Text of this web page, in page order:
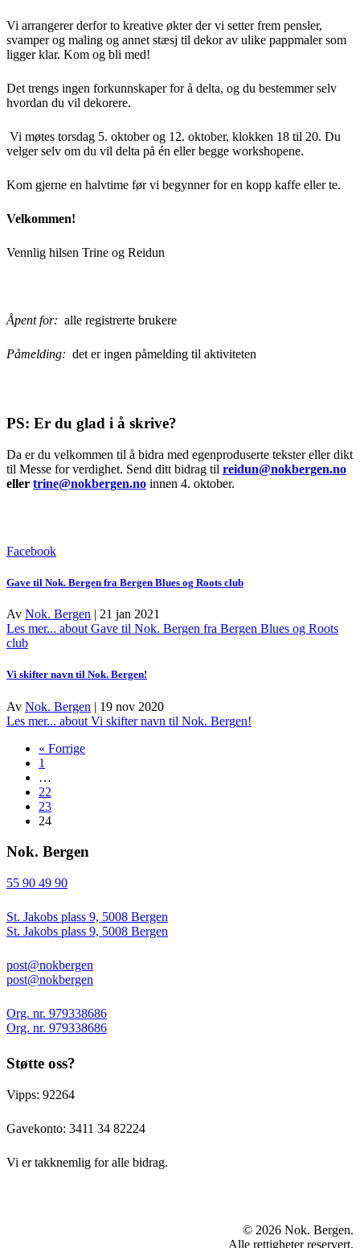
Vi arrangerer derfor to kreative økter der vi setter frem pensler,
svamper og maling og annet stæsj til dekor av ulike pappmaler som
ligger klar. Kom og bli med!
Det trengs ingen forkunnskaper for å delta, og du bestemmer selv
hvordan du vil dekorere.
Vi møtes torsdag 5. oktober og 12. oktober, klokken 18 til 20. Du
velger selv om du vil delta på én eller begge workshopene.
Kom gjerne en halvtime før vi begynner for en kopp kaffe eller te.
Velkommen!
Vennlig hilsen Trine og Reidun
Åpent for: alle registrerte brukere
Påmelding: det er ingen påmelding til aktiviteten
PS: Er du glad i å skrive?
Da er du velkommen til å bidra med egenproduserte tekster eller dikt
til Messe for verdighet. Send ditt bidrag til reidun@nokbergen.no
eller trine@nokbergen.no innen 4. oktober.
Facebook
Gave til Nok. Bergen fra Bergen Blues og Roots club
Av Nok. Bergen | 21 jan 2021
Les mer... about Gave til Nok. Bergen fra Bergen Blues og Roots
club
Vi skifter navn til Nok. Bergen!
Av Nok. Bergen | 19 nov 2020
Les mer... about Vi skifter navn til Nok. Bergen!
« Forrige
1
…
22
23
24
Nok. Bergen
55 90 49 90
St. Jakobs plass 9, 5008 Bergen
St. Jakobs plass 9, 5008 Bergen
post@nokbergen
post@nokbergen
Org. nr. 979338686
Org. nr. 979338686
Støtte oss?
Vipps: 92264
Gavekonto: 3411 34 82224
Vi er takknemlig for alle bidrag.
© 2026 Nok. Bergen.
Alle rettigheter reservert.